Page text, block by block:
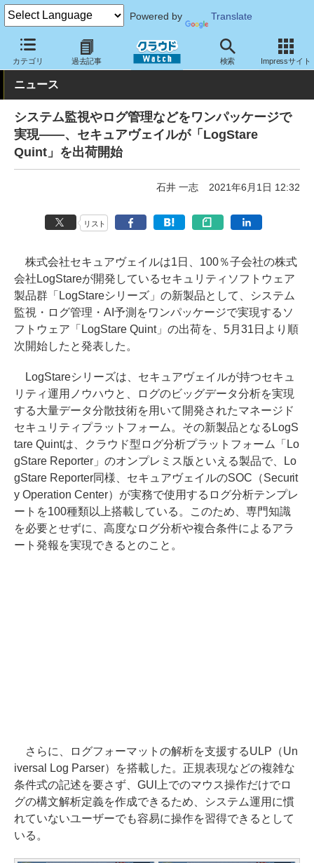
Powered by Translate
カテゴリ 過去記事 検索 Impressサイト
クラウド Watch セキュリティ セキュリティソフト
ニュース
システム監視やログ管理などをワンパッケージで
実現――、セキュアヴェイルが「LogStare
Quint」を出荷開始
石井 一志 2021年6月1日 12:32
リスト
株式会社セキュアヴェイルは1日、100％子会社の株式
会社LogStareが開発しているセキュリティソフトウェア
製品群「LogStareシリーズ」の新製品として、システム
監視・ログ管理・AI予測をワンパッケージで実現するソ
フトウェア「LogStare Quint」の出荷を、5月31日より順
次開始したと発表した。
LogStareシリーズは、セキュアヴェイルが持つセキュ
リティ運用ノウハウと、ログのビッグデータ分析を実現
する大量データ分散技術を用いて開発されたマネージド
セキュリティプラットフォーム。その新製品となるLogS
tare Quintは、クラウド型ログ分析プラットフォーム「Lo
gStare Reporter」のオンプレミス版といえる製品で、Lo
gStare Reporter同様、セキュアヴェイルのSOC（Securit
y Operation Center）が実務で使用するログ分析テンプレ
ートを100種類以上搭載している。このため、専門知識
を必要とせずに、高度なログ分析や複合条件によるアラ
ート発報を実現できるとのこと。
さらに、ログフォーマットの解析を支援するULP（Un
iversal Log Parser）を搭載した。正規表現などの複雑な
条件式の記述を要さず、GUI上でのマウス操作だけでロ
グの構文解析定義を作成できるため、システム運用に慣
れていないユーザーでも容易に操作を習得できるとして
いる。